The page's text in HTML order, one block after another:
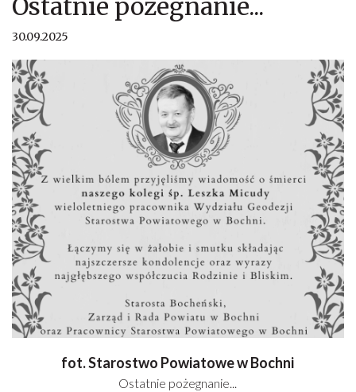
Ostatnie pożegnanie...
30.09.2025
fot. Starostwo Powiatowe w Bochni
Ostatnie pożegnanie...